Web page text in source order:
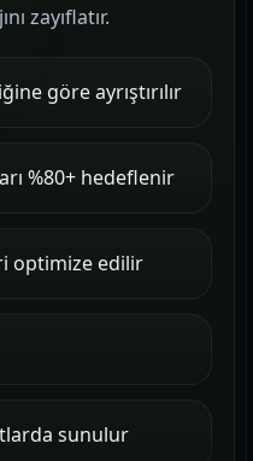
zayıflatır.
göre ayrıştırılır
%80+ hedeflenir
optimize edilir
sunulur